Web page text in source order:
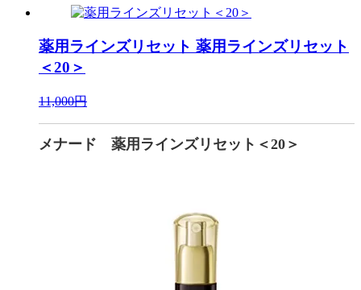
薬用ラインズリセット 薬用ラインズリセット
＜20＞
11,000円
メナード 薬用ラインズリセット＜20＞